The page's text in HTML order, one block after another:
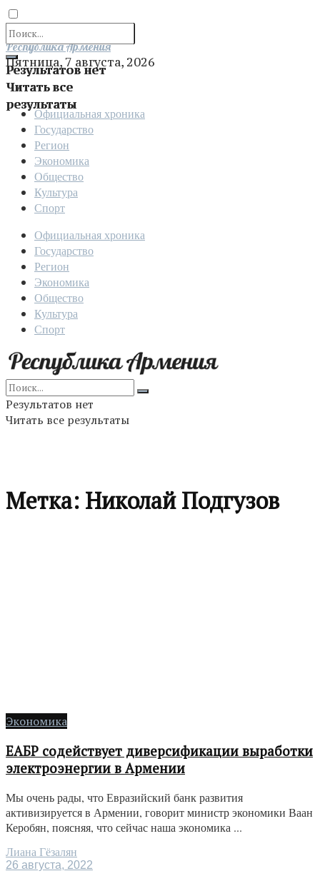
Результатов нет
Читать все
результаты
Отправить
Республика Армения
Пятница, 7 августа, 2026
Официальная хроника
Государство
Регион
Экономика
Общество
Культура
Спорт
Официальная хроника
Государство
Регион
Экономика
Общество
Культура
Спорт
Результатов нет
Читать все результаты
Метка: Николай Подгузов
Экономика
ЕАБР содействует диверсификации выработки
электроэнергии в Армении
Мы очень рады, что Евразийский банк развития
активизируется в Армении, говорит министр экономики Ваан
Керобян, поясняя, что сейчас наша экономика ...
Лиана Гёзалян
26 августа, 2022